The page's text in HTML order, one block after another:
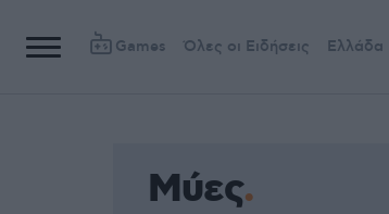
Games Όλες οι Ειδήσεις Ελλάδα
Μύες